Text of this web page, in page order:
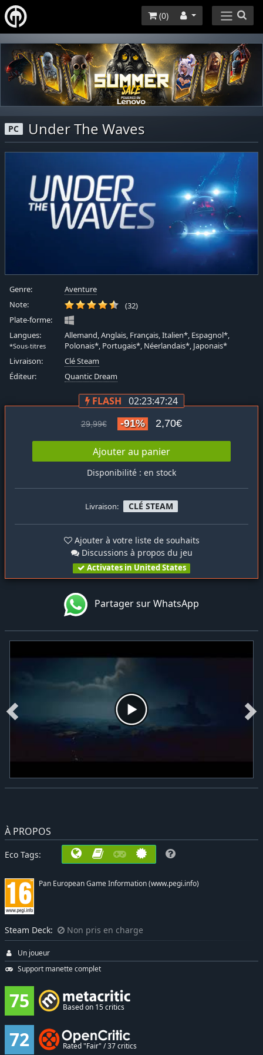
(0)
PC Under The Waves
Genre:
Aventure
Note:
(32)
Plate-forme:
Langues:
*Sous-titres
Allemand, Anglais, Français, Italien*, Espagnol*,
Polonais*, Portugais*, Néerlandais*, Japonais*
Livraison:
Clé Steam
Éditeur:
Quantic Dream
FLASH 02:23:47:24
29,99€ -91% 2,70€
Ajouter au panier
Disponibilité : en stock
Livraison: CLÉ STEAM
Ajouter à votre liste de souhaits
Discussions à propos du jeu
Activates in United States
Partager sur WhatsApp
À PROPOS
Eco Tags:
Pan European Game Information (www.pegi.info)
Steam Deck: Non pris en charge
Un joueur
Support manette complet
75 Based on 15 critics
72 Rated "Fair" / 37 critics